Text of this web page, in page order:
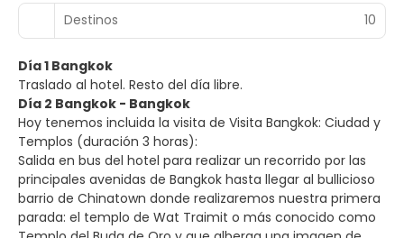
Destinos
10
Día 1 Bangkok
Traslado al hotel. Resto del día libre.
Día 2 Bangkok - Bangkok
Hoy tenemos incluida la visita de Visita Bangkok: Ciudad y
Templos (duración 3 horas):
Salida en bus del hotel para realizar un recorrido por las
principales avenidas de Bangkok hasta llegar al bullicioso
barrio de Chinatown donde realizaremos nuestra primera
parada: el templo de Wat Traimit o más conocido como